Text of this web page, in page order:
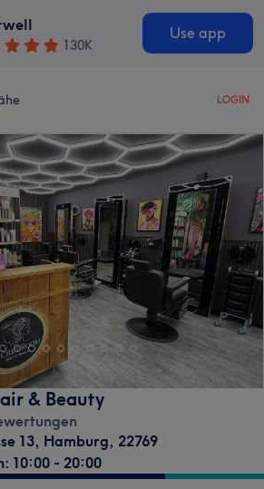
130K
Use app
LOGIN
& Beauty
13, Hamburg, 22769
10:00 - 20:00